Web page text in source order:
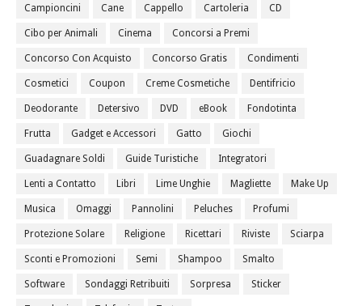
Campioncini Cane Cappello Cartoleria CD
Cibo per Animali Cinema Concorsi a Premi
Concorso Con Acquisto Concorso Gratis Condimenti
Cosmetici Coupon Creme Cosmetiche Dentifricio
Deodorante Detersivo DVD eBook Fondotinta
Frutta Gadget e Accessori Gatto Giochi
Guadagnare Soldi Guide Turistiche Integratori
Lenti a Contatto Libri Lime Unghie Magliette Make Up
Musica Omaggi Pannolini Peluches Profumi
Protezione Solare Religione Ricettari Riviste Sciarpa
Sconti e Promozioni Semi Shampoo Smalto
Software Sondaggi Retribuiti Sorpresa Sticker